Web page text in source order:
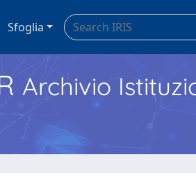
Sfoglia
Archivio